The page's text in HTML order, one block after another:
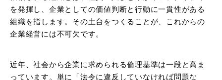
を発揮し、企業としての価値判断と行動に一貫性がある
組織を指します。その土台をつくることが、これからの
企業経営には不可欠です。
近年、社会から企業に求められる倫理基準は一段と高ま
っています。単に「法令に違反していなければ問題な